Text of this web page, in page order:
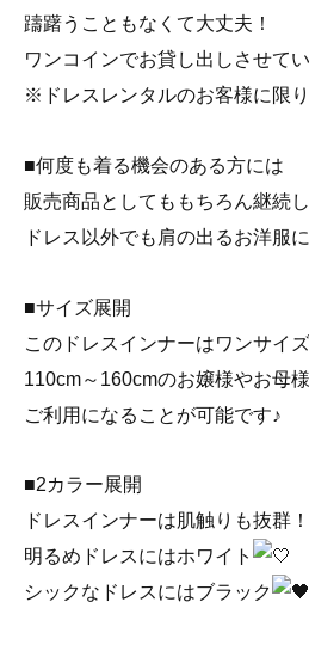
躊躇うこともなくて大丈夫！
ワンコインでお貸し出しさせて
※ドレスレンタルのお客様に限
■何度も着る機会のある方には
販売商品としてももちろん継続
ドレス以外でも肩の出るお洋服
■サイズ展開
このドレスインナーはワンサイ
110cm～160cmのお嬢様やお母
ご利用になることが可能です♪
■2カラー展開
ドレスインナーは肌触りも抜群！
明るめドレスにはホワイト
シックなドレスにはブラック